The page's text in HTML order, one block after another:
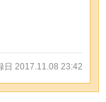
日 2017.11.08 23:42